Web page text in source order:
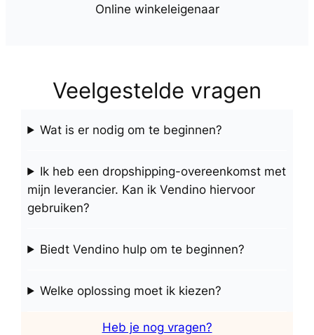
Online winkeleigenaar
Veelgestelde vragen
Wat is er nodig om te beginnen?
Ik heb een dropshipping-overeenkomst met
mijn leverancier. Kan ik Vendino hiervoor
gebruiken?
Biedt Vendino hulp om te beginnen?
Welke oplossing moet ik kiezen?
Heb je nog vragen?